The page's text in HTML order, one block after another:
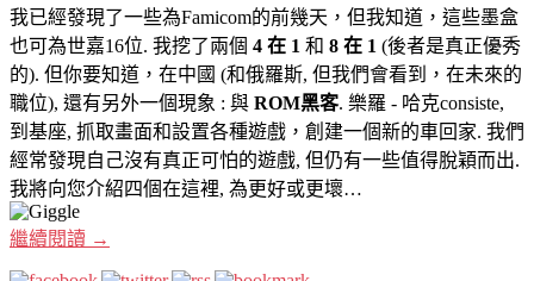
我已經發現了一些為Famicom的前幾天，但我知道，這些墨盒
也可為世嘉16位. 我挖了兩個 4 在 1 和 8 在 1 (後者是真正優秀
的). 但你要知道，在中國 (和俄羅斯, 但我們會看到，在未來的
職位), 還有另外一個現象 : 與 ROM黑客. 樂羅 - 哈克consiste,
到基座, 抓取畫面和設置各種遊戲，創建一個新的車回家. 我們
經常發現自己沒有真正可怕的遊戲, 但仍有一些值得脫穎而出.
我將向您介紹四個在這裡, 為更好或更壞…
繼續閱讀 →